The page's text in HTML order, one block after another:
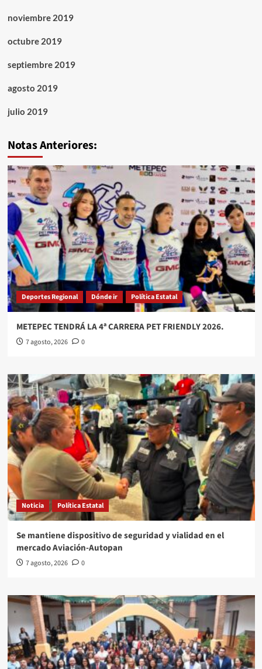
noviembre 2019
octubre 2019
septiembre 2019
agosto 2019
julio 2019
Notas Anteriores:
Deportes Regional Dónde ir Política Estatal
METEPEC TENDRÁ LA 4ª CARRERA PET FRIENDLY 2026.
7 agosto, 2026 0
Noticia Política Estatal
Se mantiene dispositivo de seguridad y vialidad en el
mercado Aviación-Autopan
7 agosto, 2026 0